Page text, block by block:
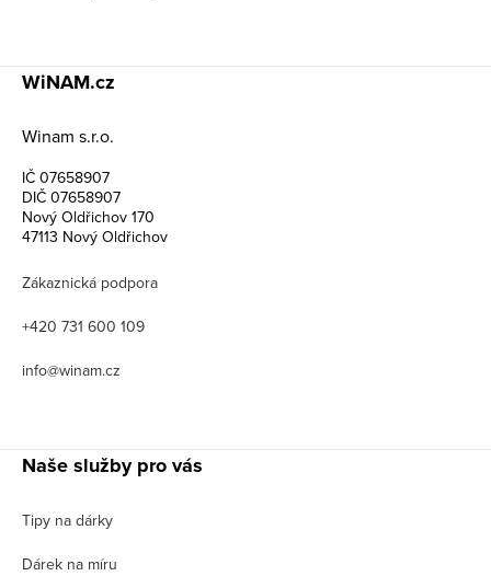
WiNAM.cz
Winam s.r.o.
IČ 07658907
DIČ 07658907
Nový Oldřichov 170
47113 Nový Oldřichov
Zákaznická podpora
+420 731 600 109
info@winam.cz
Naše služby pro vás
Tipy na dárky
Dárek na míru